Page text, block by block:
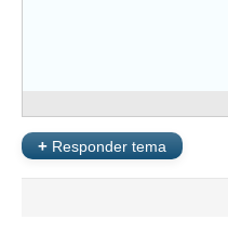
+ Responder tema